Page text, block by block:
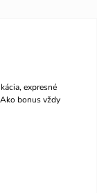
expresné
bonus vždy